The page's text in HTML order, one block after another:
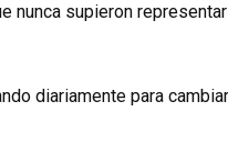
nunca supieron
diariamente para